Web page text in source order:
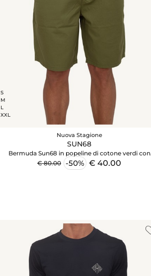
S
M
L
XXL
Nuova Stagione
SUN68
Bermuda Sun68 in popeline di cotone verdi con
tasche
€ 80.00 -50% € 40.00